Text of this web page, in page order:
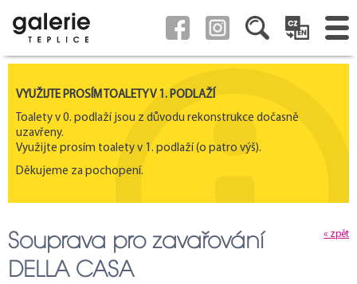
VYUŽIJTE PROSÍM TOALETY V 1. PODLAŽÍ
Toalety v 0. podlaží jsou z důvodu rekonstrukce dočasně
uzavřeny.
Využijte prosím toalety v 1. podlaží (o patro výš).
Děkujeme za pochopení.
« zpět
Souprava pro zavařování
DELLA CASA